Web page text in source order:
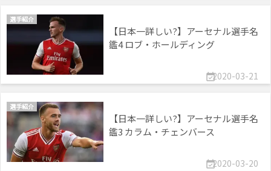
2020-03-21
選手紹介
【日本一詳しい?】アーセナル選手名
鑑4 ロブ・ホールディング
2020-03-20
選手紹介
【日本一詳しい?】アーセナル選手名
鑑3 カラム・チェンバース